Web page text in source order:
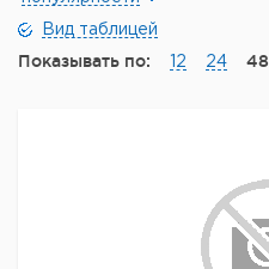
Вид таблицей
Показывать по: 12 24 48